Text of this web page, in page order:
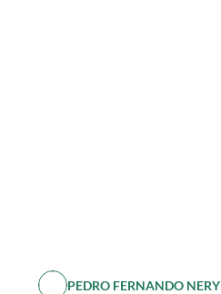
PEDRO FERNANDO NERY